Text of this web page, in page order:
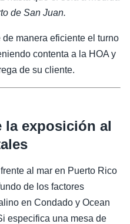
de San Juan.
manera eficiente el turno
contenta a la HOA y
de su cliente.
la exposición al
al mar en Puerto Rico
de los factores
en Condado y Ocean
especifica una mesa de